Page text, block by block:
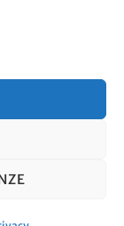
da
WordPress